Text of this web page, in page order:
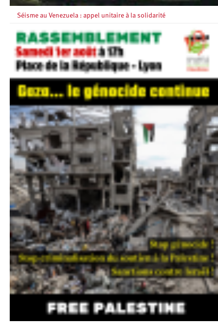
Séisme au Venezuela : appel unitaire à la solidarité